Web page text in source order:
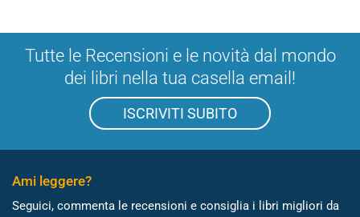
Tutte le Recensioni e le novità dal mondo
dei libri nella tua casella email!
ISCRIVITI SUBITO
Ami leggere?
Seguici, commenta le recensioni e consiglia i libri migliori da